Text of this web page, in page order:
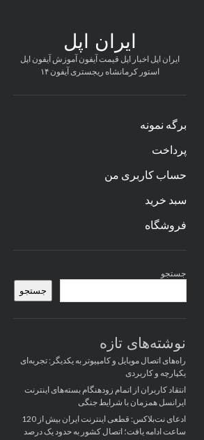
ایران اپل
ایران اپل اخبار اپل قیمت آیفون آموزش آیفون اپل
استور کرمانشاه ریجستری آیفون ۱۴
برگه نمونه
پرداخت
حساب کاربری من
سبد خرید
فروشگاه
کناری
جستجو
جستجو
نوشته‌های تازه
راه‌های اتصال موبایل و کامپیوتر به یکدیگر: تجربه‌ای
یکپارچه و کاربردی
انتقاد کاربران از اتمام زودهنگام بسته‌های اینترنت
ایرانسل همزمان با شرایط جنگی
ادعای نت‌بلاکس: قطعی اینترنت ایران بیش از 120
ساعت ادامه یافت؛ اتصال کشور به حدود یک درصد